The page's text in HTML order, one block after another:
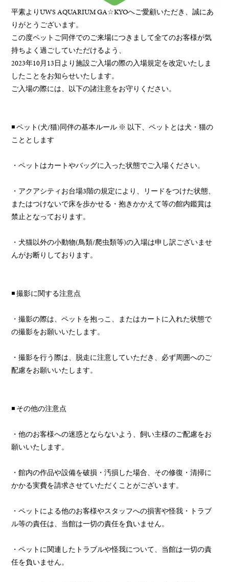
平素よりUWS AQUARIUM GA☆KYOへご愛顧いただき、誠にあ
りがとうございます。
この度ペットご同伴でのご来場につきまして全てのお客様が気
持ちよく過ごしていただけるよう、
2023年10月13日より施設ご入場の際の入場規定を改定いたしま
したことをお知らせいたします。
ご入場の際には、以下の諸注意をお守りください。
◾️ペット(犬/猫)同伴の基本ルール ※ 以下、ペットとは犬・猫の
こととします
・ペットはカートやバッグに入った状態でご入場ください。
・アクアシティお台場3階の規定により、リードをつけた状態、
またはつけないで床を歩かせる・抱きかかえて等の館内鑑賞は
禁止となっております。
・犬猫以外の小動物(鳥類/爬虫類等)の入場は申し訳ございませ
んがお断りしております。
◾️撮影に関する注意点
・撮影の際は、ペットを抱っこ、またはカートに入れた状態で
の撮影をお願いいたします。
・撮影を行う際は、脱走に注意していただき、必ず周囲へのご
配慮をお願いいたします。
◾️ その他の注意点
・他のお客様への迷惑とならないよう、飼い主様のご配慮をお
願いいたします。
・館内の作品や設備を破損・汚損した場合、その修復・清掃に
かかる実費を請求させていただくことがございます。
・ペットによる他のお客様やスタッフへの損害や怪我・トラブ
ル等の責任は、当館は一切の責任を負いません。
・ペットに関連したトラブルや怪我について、当館は一切の責
任を負いません。